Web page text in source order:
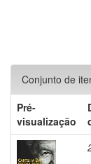
Conjunto de
Pré-
visualização